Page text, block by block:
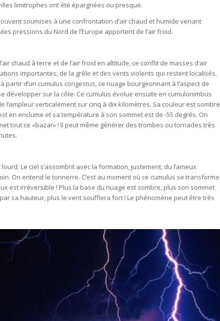
limitrophes ont été épargnées ou presque.
soumises à une confrontation d’air chaud et humide venant
pressions du Nord de l’Europe apportent de l’air froid.
chaud à terre et de l’air froid en altitude, ce conflit de masses d’air
importantes, de la grêle et des vents violents qui restent localisés.
d’un cumulus congestus, ce nuage bourgeonnant à l’aspect de
développer sur la côte. Ce cumulus évolue ensuite en cumulonimbus
l’ampleur verticalement sur cinq à dix kilomètres. Sa couleur est sombre
en enclume et sa température à son sommet est de -55 degrés. On
tout ce «bazar» ! Il peut même générer des trombes ou tornades très
Le ciel s’assombrit avec la formation, justement, du fameux
On entend le tonnerre. C’est au moment où ce cumulus se transforme
est irréversible ! Plus la base du nuage est sombre, plus son sommet
sa hauteur, plus le vent soufflera fort ! Le phénomène peut être très